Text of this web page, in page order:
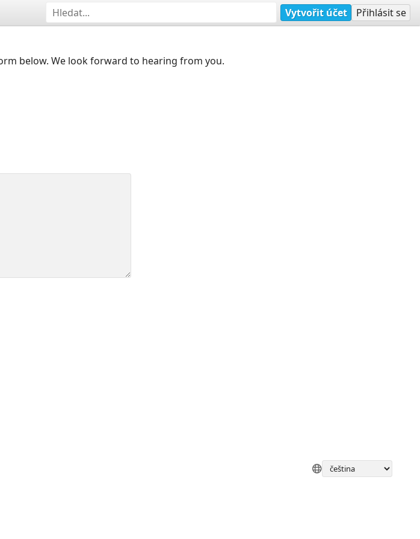
Vytvořit účet Přihlásit se
below. We look forward to hearing from you.